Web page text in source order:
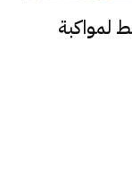
لمواكبة